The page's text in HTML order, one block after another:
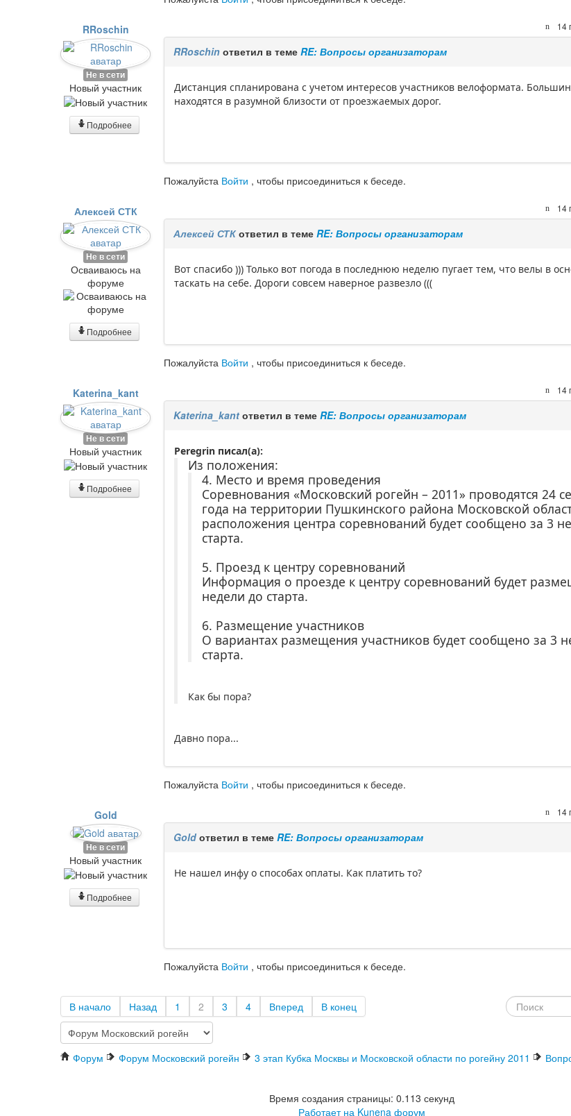
RRoschin
Не в сети
Новый участник
Подробнее
14
RRoschinответил в теме RE: Вопросы организаторам
Дистанция спланирована с учетом интересов участников велоформата.
находятся в разумной близости от проезжаемых дорог.
Пожалуйста Войти , чтобы присоединиться к беседе.
Алексей СТК
Не в сети
Осваиваюсь на
форуме
Подробнее
14
Алексей СТКответил в теме RE: Вопросы организаторам
Вот спасибо ))) Только вот погода в последнюю неделю пугает тем, что велы в
таскать на себе. Дороги совсем наверное развезло (((
Пожалуйста Войти , чтобы присоединиться к беседе.
Katerina_kant
Не в сети
Новый участник
Подробнее
14
Katerina_kantответил в теме RE: Вопросы организаторам
Peregrin писал(а):
Из положения:
4. Место и время проведения
Соревнования «Московский рогейн – 2011» проводятся 24
года на территории Пушкинского района Московской
расположения центра соревнований будет сообщено за 3
старта.
5. Проезд к центру соревнований
Информация о проезде к центру соревнований будет
недели до старта.
6. Размещение участников
О вариантах размещения участников будет сообщено за 3
старта.
Как бы пора?
Давно пора...
Пожалуйста Войти , чтобы присоединиться к беседе.
Gold
Не в сети
Новый участник
Подробнее
14
Goldответил в теме RE: Вопросы организаторам
Не нашел инфу о способах оплаты. Как платить то?
Пожалуйста Войти , чтобы присоединиться к беседе.
В начало Назад 1 2 3 4 Вперед В конец
Форум Форум Московский рогейн 3 этап Кубка Москвы и Московской области по рогейну 2011
Время создания страницы: 0.113 секунд
Работает на Kunena форум